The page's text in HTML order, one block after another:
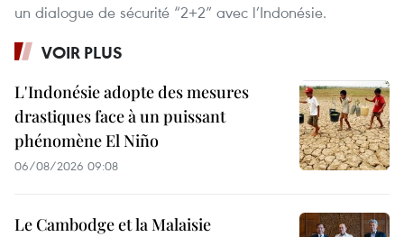
un dialogue de sécurité “2+2” avec l’Indonésie.
VOIR PLUS
L'Indonésie adopte des mesures
drastiques face à un puissant
phénomène El Niño
06/08/2026 09:08
Le Cambodge et la Malaisie